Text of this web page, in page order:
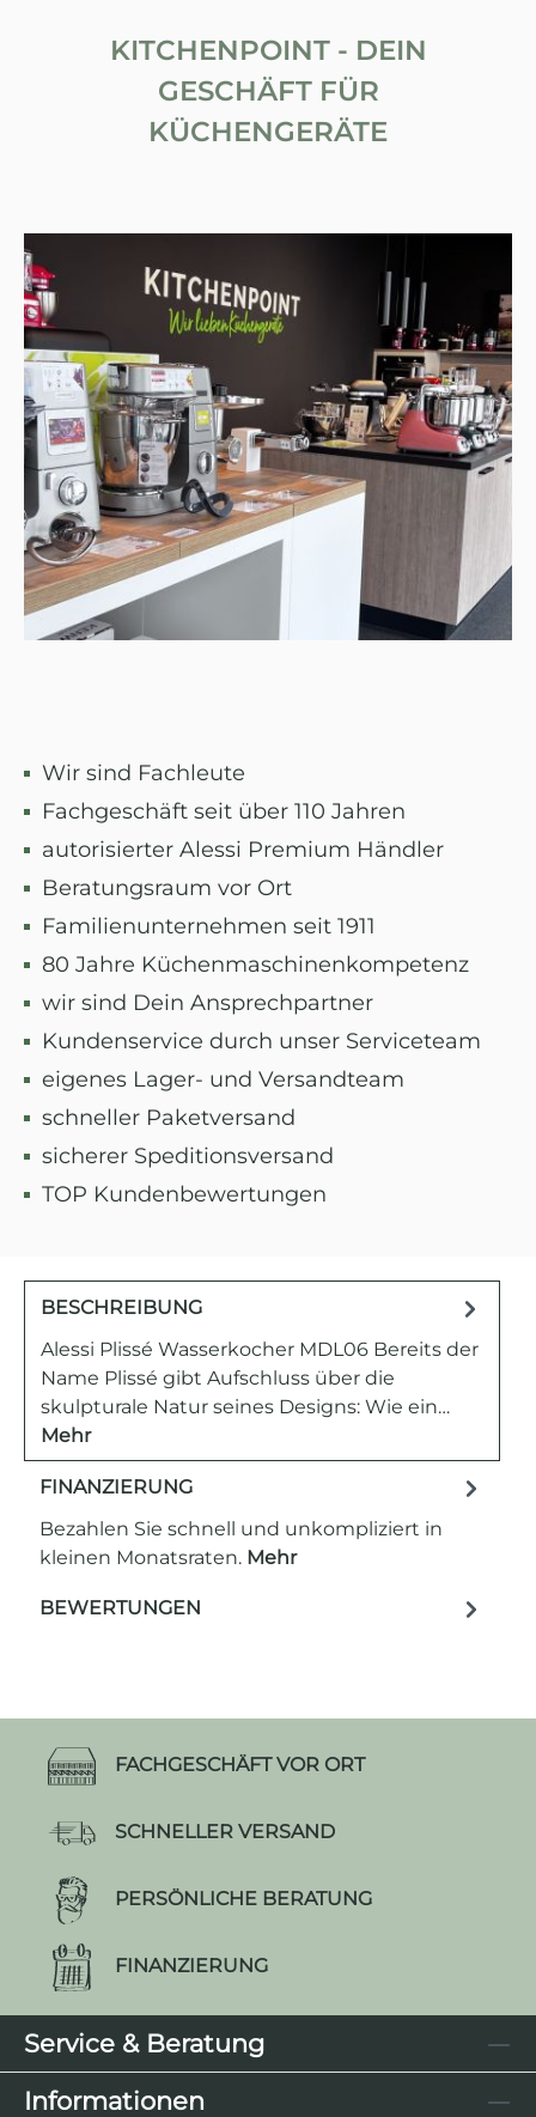
KITCHENPOINT - DEIN
GESCHÄFT FÜR
KÜCHENGERÄTE
Wir sind Fachleute
Fachgeschäft seit über 110 Jahren
autorisierter Alessi Premium Händler
Beratungsraum vor Ort
Familienunternehmen seit 1911
80 Jahre Küchenmaschinenkompetenz
wir sind Dein Ansprechpartner
Kundenservice durch unser Serviceteam
eigenes Lager- und Versandteam
schneller Paketversand
sicherer Speditionsversand
TOP Kundenbewertungen
BESCHREIBUNG
Alessi Plissé Wasserkocher MDL06 Bereits der
Name Plissé gibt Aufschluss über die
skulpturale Natur seines Designs: Wie ein…
Mehr
FINANZIERUNG
Bezahlen Sie schnell und unkompliziert in
kleinen Monatsraten. Mehr
BEWERTUNGEN
FACHGESCHÄFT VOR ORT
SCHNELLER VERSAND
PERSÖNLICHE BERATUNG
FINANZIERUNG
Service & Beratung
Informationen